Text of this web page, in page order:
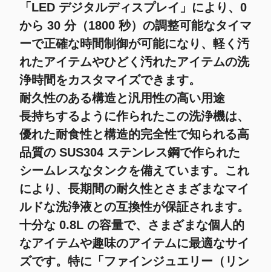
「 LED デジタルディスプレイ 」により、0
から 30 分（1800 秒）の調整可能なタイマ
ーで正確な時間制御が可能になり、軽く汚
れたアイテムやひどく汚れたアイテムの洗
浄時間をカスタマイズできます。
耐久性のある構造と汎用性の高い用途
長持ちするように作られたこの洗浄機は、
優れた耐食性と構造的完全性で知られる高
品質の SUS304 ステンレス鋼で作られた
シームレスなタンクを備えています。これ
により、長期間の耐久性とさまざまなマイ
ルドな洗浄液との互換性が保証されます。
十分な 0.8L の容量で、さまざまな個人的
なアイテムや趣味のアイテムに最適なサイ
ズです。特に「 ファインジュエリー（リン